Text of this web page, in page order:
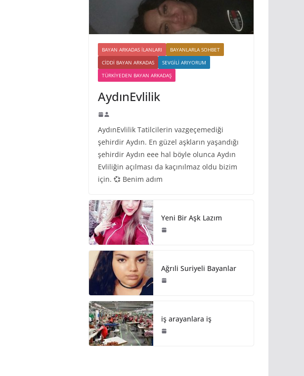
BAYAN ARKADAS ILANLARI
BAYANLARLA SOHBET
CIDDI BAYAN ARKADAS
SEVGILI ARIYORUM
TÜRKIYEDEN BAYAN ARKADAŞ
AydınEvlilik
AydınEvlilik Tatilcilerin vazgeçemediği
şehirdir Aydın. En güzel aşkların yaşandığı
şehirdir Aydın eee hal böyle olunca Aydın
Evliliğin açılması da kaçınılmaz oldu bizim
için. 💞 Benim adım
Yeni Bir Aşk Lazım
Ağrıli Suriyeli Bayanlar
iş arayanlara iş